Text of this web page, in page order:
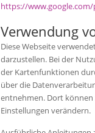
https://
Verwendung
Diese Webseite
darzustellen. Bei der
der Kartenfunktionen
über die
entnehmen. Dort können
Einstellungen verändern.